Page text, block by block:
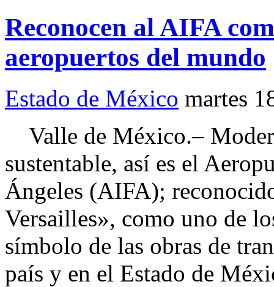
Reconocen al AIFA
aeropuertos del mundo
Estado de México martes
Valle de México.–
sustentable, así es el
Ángeles (AIFA);
Versailles», como uno de
símbolo de las obras de
país y en el Estado de